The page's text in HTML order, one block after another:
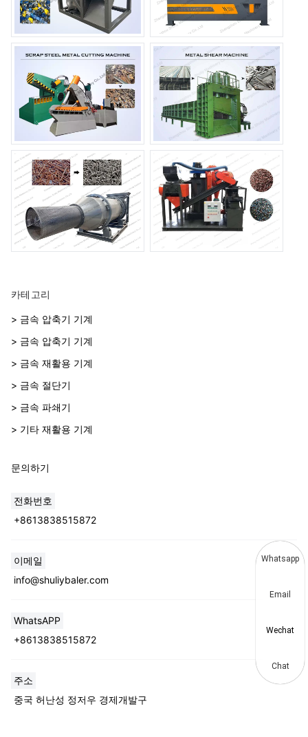
카테고리
> 금속 압축기 기계
> 금속 압축기 기계
> 금속 재활용 기계
> 금속 절단기
> 금속 파쇄기
> 기타 재활용 기계
문의하기
전화번호
+8613838515872
이메일
info@shuliybaler.com
WhatsAPP
+8613838515872
주소
중국 허난성 정저우 경제개발구
Whatsapp
Email
Wechat
Chat